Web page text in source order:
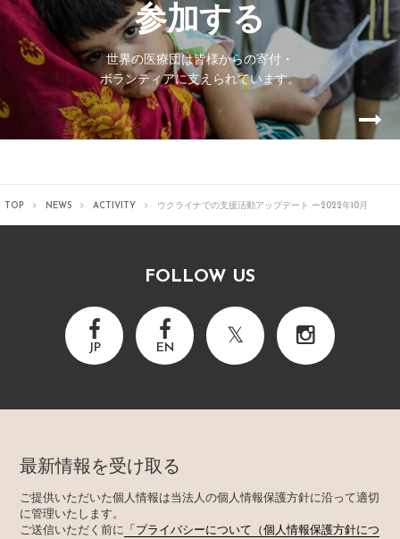
参加する
世界の医療団は皆様からの寄付・
ボランティアに支えられています。
TOP NEWS ACTIVITY ウクライナでの支援活動アップデート ー2022年10月
FOLLOW US
JP EN
最新情報を受け取る
ご提供いただいた個人情報は当法人の個人情報保護方針に沿って適切
に管理いたします。
ご送信いただく前に
「プライバシーについて（個人情報保護方針につ